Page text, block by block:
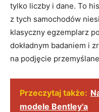
⁢tylko liczby‌ i⁤ dane. To
z tych samochodów⁢
klasyczny egzemplarz
dokładnym badaniem i
na podjęcie
Przeczytaj także:
modele Bentley'a